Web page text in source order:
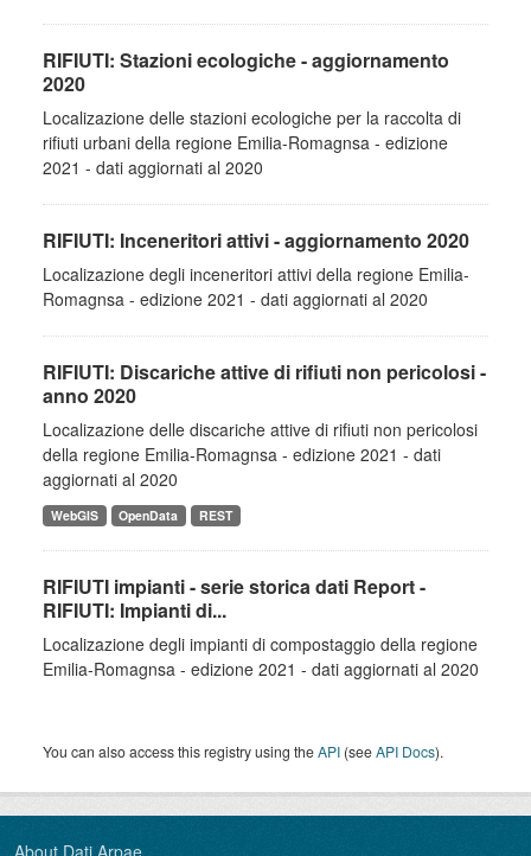
RIFIUTI: Stazioni ecologiche - aggiornamento
2020
Localizazione delle stazioni ecologiche per la raccolta di
rifiuti urbani della regione Emilia-Romagnsa - edizione
2021 - dati aggiornati al 2020
RIFIUTI: Inceneritori attivi - aggiornamento 2020
Localizazione degli inceneritori attivi della regione Emilia-
Romagnsa - edizione 2021 - dati aggiornati al 2020
RIFIUTI: Discariche attive di rifiuti non pericolosi -
anno 2020
Localizazione delle discariche attive di rifiuti non pericolosi
della regione Emilia-Romagnsa - edizione 2021 - dati
aggiornati al 2020
WebGIS OpenData REST
RIFIUTI impianti - serie storica dati Report -
RIFIUTI: Impianti di...
Localizazione degli impianti di compostaggio della regione
Emilia-Romagnsa - edizione 2021 - dati aggiornati al 2020
You can also access this registry using theAPI (seeAPI Docs).
About Dati Arpae